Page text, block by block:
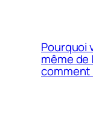
Pourquoi
même